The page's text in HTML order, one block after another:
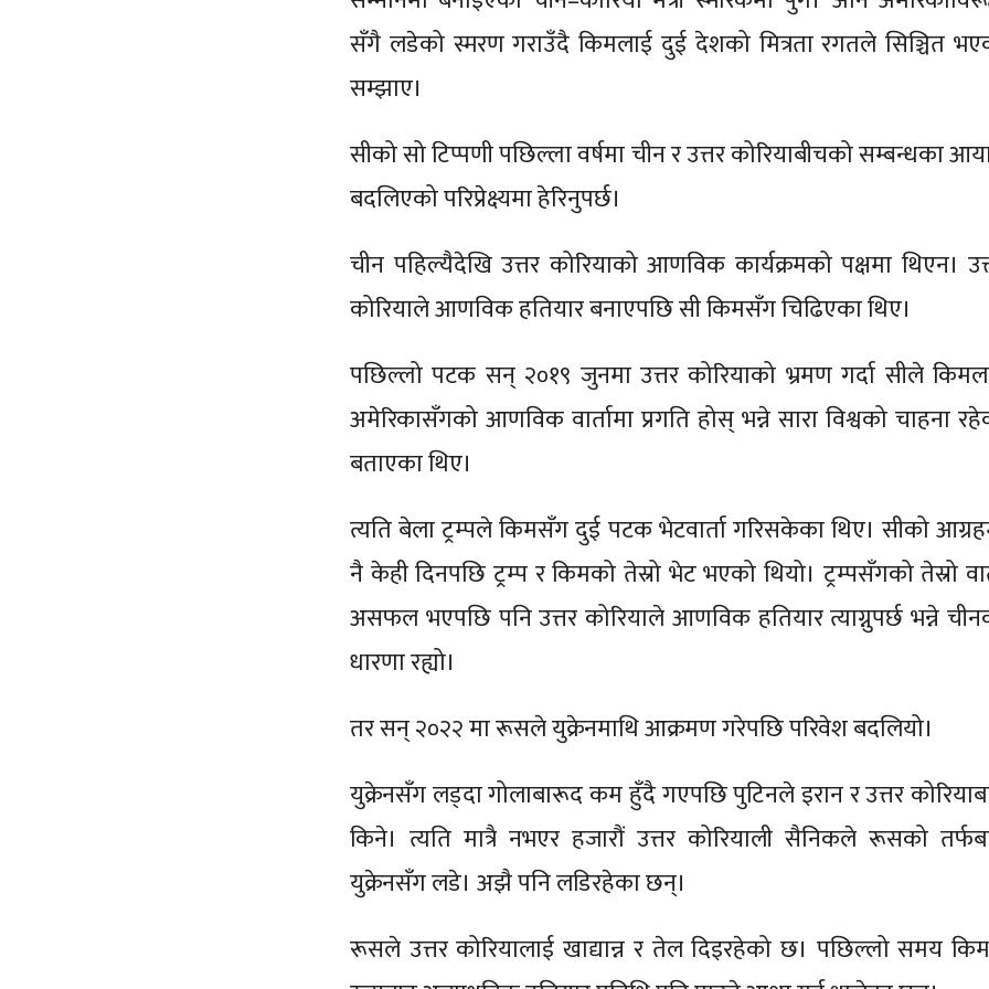
सँगै लडेको स्मरण गराउँदै किमलाई दुई देशको मित्रता रगतले सिञ्चित
सम्झाए।
सीको सो टिप्पणी पछिल्ला वर्षमा चीन र उत्तर कोरियाबीचको सम्बन्धका
बदलिएको परिप्रेक्ष्यमा हेरिनुपर्छ।
चीन पहिल्यैदेखि उत्तर कोरियाको आणविक कार्यक्रमको पक्षमा थिएन।
कोरियाले आणविक हतियार बनाएपछि सी किमसँग चिढिएका थिए।
पछिल्लो पटक सन् २०१९ जुनमा उत्तर कोरियाको भ्रमण गर्दा सीले
अमेरिकासँगको आणविक वार्तामा प्रगति होस् भन्ने सारा विश्वको चाहना
बताएका थिए।
त्यति बेला ट्रम्पले किमसँग दुई पटक भेटवार्ता गरिसकेका थिए। सीको
नै केही दिनपछि ट्रम्प र किमको तेस्रो भेट भएको थियो। ट्रम्पसँगको तेस्रो
असफल भएपछि पनि उत्तर कोरियाले आणविक हतियार त्याग्नुपर्छ भन्ने
धारणा रह्यो।
तर सन् २०२२ मा रूसले युक्रेनमाथि आक्रमण गरेपछि परिवेश बदलियो।
युक्रेनसँग लड्दा गोलाबारूद कम हुँदै गएपछि पुटिनले इरान र उत्तर
किने। त्यति मात्रै नभएर हजारौं उत्तर कोरियाली सैनिकले रूसको
युक्रेनसँग लडे। अझै पनि लडिरहेका छन्।
रूसले उत्तर कोरियालाई खाद्यान्न र तेल दिइरहेको छ। पछिल्लो समय